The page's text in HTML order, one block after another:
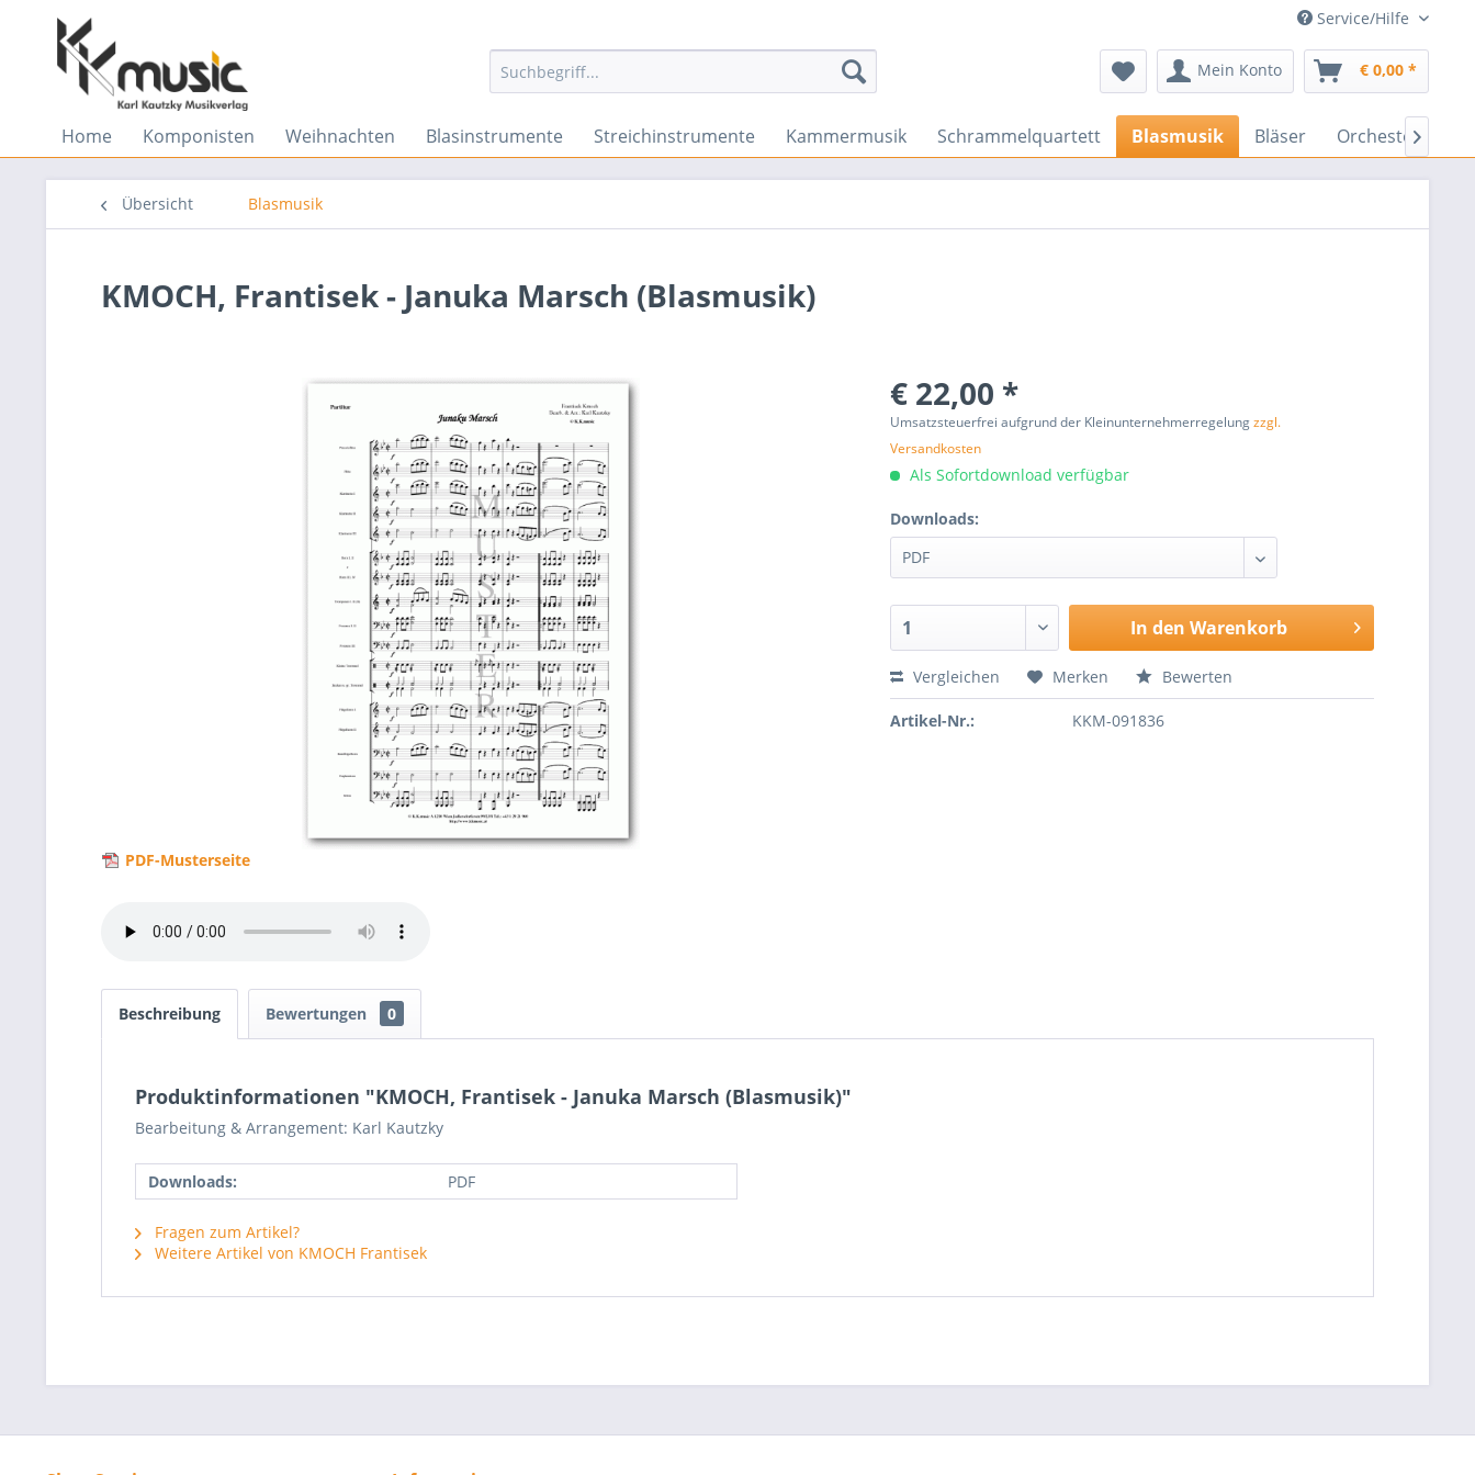
Service/Hilfe
Mein Konto € 0,00 *
Home Komponisten Weihnachten Blasinstrumente Streichinstrumente Kammermusik Schrammelquartett Blasmusik Bläser Orchester

Übersicht Blasmusik
KMOCH, Frantisek - Januka Marsch (Blasmusik)
PDF-Musterseite
€ 22,00 *
Umsatzsteuerfrei aufgrund der Kleinunternehmerregelungzzgl.
Versandkosten
Als Sofortdownload verfügbar
Downloads:
In den Warenkorb
Vergleichen Merken Bewerten
Artikel-Nr.: KKM-091836
Beschreibung Bewertungen 0
Produktinformationen "KMOCH, Frantisek - Januka Marsch (Blasmusik)"
Bearbeitung & Arrangement: Karl Kautzky
Downloads: PDF
Fragen zum Artikel?
Weitere Artikel von KMOCH Frantisek